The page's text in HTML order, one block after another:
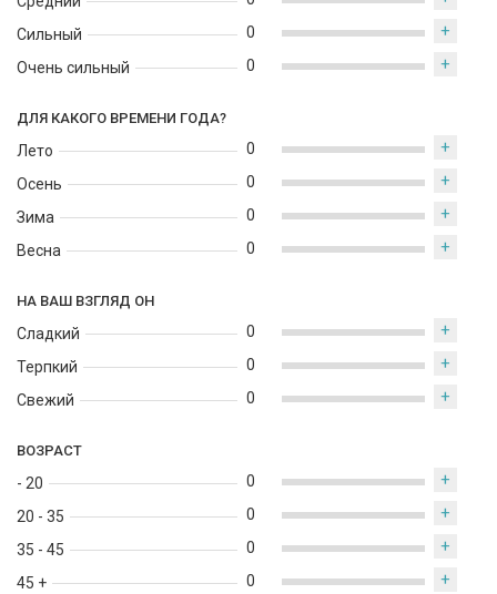
пряная корица, дымный ладан и глубокие древесные аккорды
создают выразительную и запоминающуюся композицию.
Этот аромат станет отличным выбором для мужчин, которые
Сильный
Очень сильный
0 +
0 +
ДЛЯ КАКОГО ВРЕМЕНИ ГОДА?
Лето
Осень
Зима
Весна
0 +
0 +
0 +
0 +
НА ВАШ ВЗГЛЯД ОН
Сладкий
Терпкий
Свежий
0 +
0 +
0 +
ВОЗРАСТ
- 20
20 - 35
35 - 45
45 +
0 +
0 +
0 +
0 +